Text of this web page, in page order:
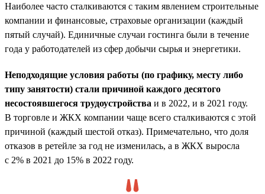
Наиболее часто сталкиваются с таким явлением строительные
компании и финансовые, страховые организации (каждый
пятый случай). Единичные случаи гостинга были в течение
года у работодателей из сфер добычи сырья и энергетики.
Неподходящие условия работы (по графику, месту либо
типу занятости) стали причиной каждого десятого
несостоявшегося трудоустройства и в 2022, и в 2021 году.
В торговле и ЖКХ компании чаще всего сталкиваются с этой
причиной (каждый шестой отказ). Примечательно, что доля
отказов в ретейле за год не изменилась, а в ЖКХ выросла
с 2% в 2021 до 15% в 2022 году.